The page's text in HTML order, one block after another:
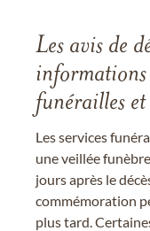
Les avis de
informations
funérailles
Les services
une veillée
jours après le
commémoration
plus tard.